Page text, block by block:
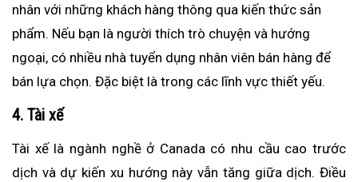
nhân với những khách hàng thông qua kiến thức sản
phẩm. Nếu bạn là người thích trò chuyện và hướng
ngoại, có nhiều nhà tuyển dụng nhân viên bán hàng để
bán lựa chọn. Đặc biệt là trong các lĩnh vực thiết yếu.
4. Tài xế
Tài xế là ngành nghề ở Canada có nhu cầu cao trước
dịch và dự kiến xu hướng này vẫn tăng giữa dịch. Điều